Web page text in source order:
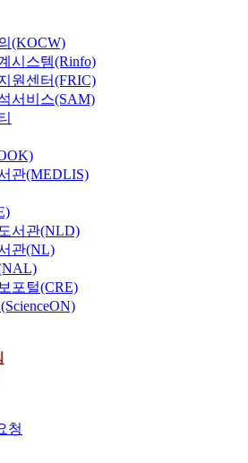
(KOCW)
시스템(Rinfo)
원센터(FRIC)
서비스(SAM)
관(MEDLIS)
서관(NLD)
관(NL)
포털(CRE)
청